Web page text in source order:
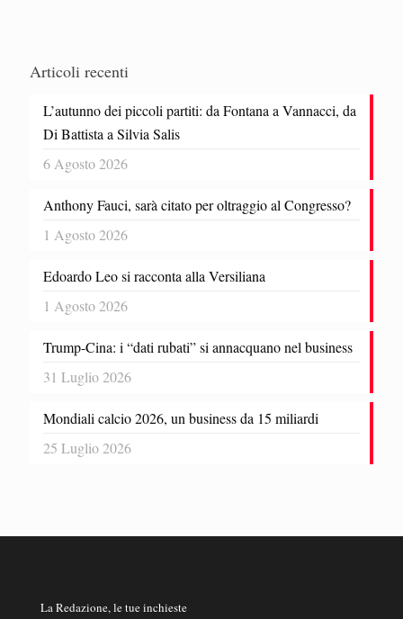
Articoli recenti
L’autunno dei piccoli partiti: da Fontana a Vannacci, da
Di Battista a Silvia Salis
6 Agosto 2026
Anthony Fauci, sarà citato per oltraggio al Congresso?
1 Agosto 2026
Edoardo Leo si racconta alla Versiliana
1 Agosto 2026
Trump-Cina: i “dati rubati” si annacquano nel business
31 Luglio 2026
Mondiali calcio 2026, un business da 15 miliardi
25 Luglio 2026
La Redazione, le tue inchieste